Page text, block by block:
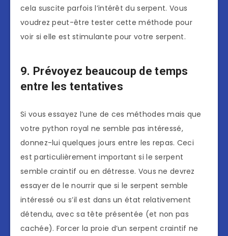
cela suscite parfois l’intérêt du serpent. Vous
voudrez peut-être tester cette méthode pour
voir si elle est stimulante pour votre serpent.
9. Prévoyez beaucoup de temps
entre les tentatives
Si vous essayez l’une de ces méthodes mais que
votre python royal ne semble pas intéressé,
donnez-lui quelques jours entre les repas. Ceci
est particulièrement important si le serpent
semble craintif ou en détresse. Vous ne devrez
essayer de le nourrir que si le serpent semble
intéressé ou s’il est dans un état relativement
détendu, avec sa tête présentée (et non pas
cachée). Forcer la proie d’un serpent craintif ne